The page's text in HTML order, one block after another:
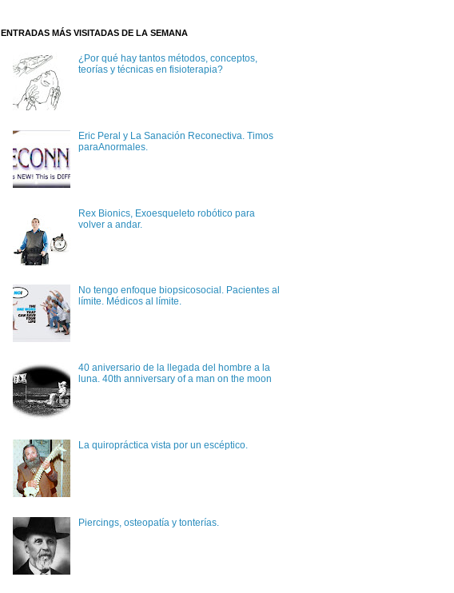
ENTRADAS MÁS VISITADAS DE LA SEMANA
¿Por qué hay tantos métodos, conceptos,
teorías y técnicas en fisioterapia?
Eric Peral y La Sanación Reconectiva. Timos
paraAnormales.
Rex Bionics, Exoesqueleto robótico para
volver a andar.
No tengo enfoque biopsicosocial. Pacientes al
límite. Médicos al límite.
40 aniversario de la llegada del hombre a la
luna. 40th anniversary of a man on the moon
La quiropráctica vista por un escéptico.
Piercings, osteopatía y tonterías.